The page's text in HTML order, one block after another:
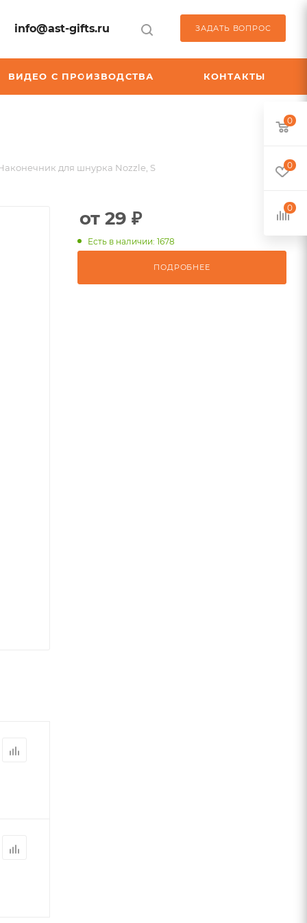
info@ast-gifts.ru ЗАДАТЬ ВОПРОС
ВИДЕО С ПРОИЗВОДСТВА КОНТАКТЫ
для шнурка Nozzle, S
от 29 ₽
Есть в наличии: 1678
ПОДРОБНЕЕ
0
0
0